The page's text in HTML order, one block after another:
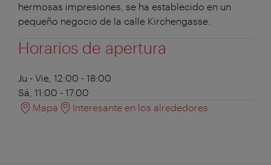
hermosas impresiones, se ha establecido en un
pequeño negocio de la calle Kirchengasse.
Horarios de apertura
Ju - Vie, 12:00 - 18:00
Sá, 11:00 - 17:00
Mapa
Interesante en los alrededores